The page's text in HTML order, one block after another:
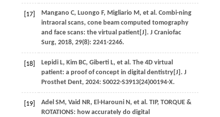
[17] Mangano C, Luongo F, Migliario M, et al. Combi-ning
intraoral scans, cone beam computed tomography
and face scans: the virtual patient[J]. J Craniofac
Surg, 2018, 29(8): 2241-2246.
[18] Lepidi L, Kim BC, Giberti L, et al. The 4D virtual
patient: a proof of concept in digital dentistry[J]. J
Prosthet Dent, 2024: S0022-S3913(24)00194-X.
[19] Adel SM, Vaid NR, El-Harouni N, et al. TIP, TORQUE &
ROTATIONS: how accurately do digital